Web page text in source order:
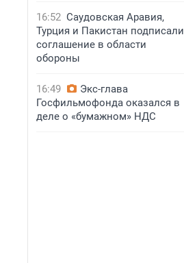
16:52 Саудовская Аравия,
Турция и Пакистан подписали
соглашение в области
обороны
16:49
Экс-глава
Госфильмофонда оказался в
деле о «бумажном» НДС